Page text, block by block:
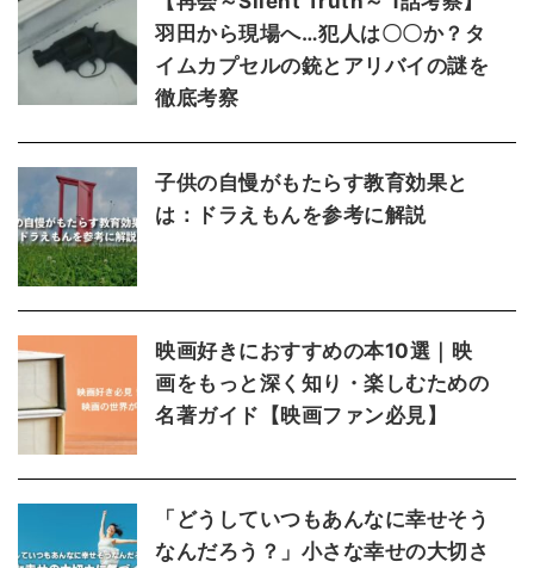
羽田から現場へ…犯人は〇〇か？タ
イムカプセルの銃とアリバイの謎を
徹底考察
子供の自慢がもたらす教育効果と
は：ドラえもんを参考に解説
映画好きにおすすめの本10選｜映
画をもっと深く知り・楽しむための
名著ガイド【映画ファン必見】
「どうしていつもあんなに幸せそう
なんだろう？」小さな幸せの大切さ